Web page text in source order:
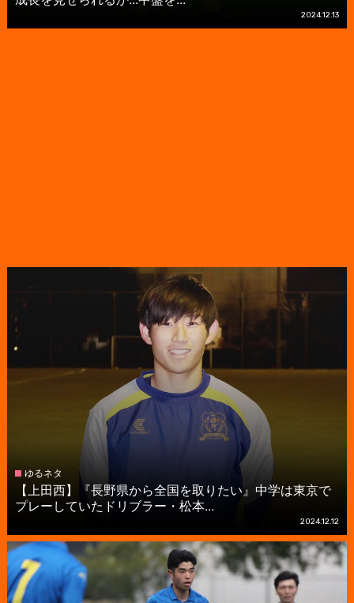
2024.12.13
ゆるネタ
【上田西】『長野県から全国を取りたい』中学は東京で
プレーしていたドリブラー・松本...
2024.12.12